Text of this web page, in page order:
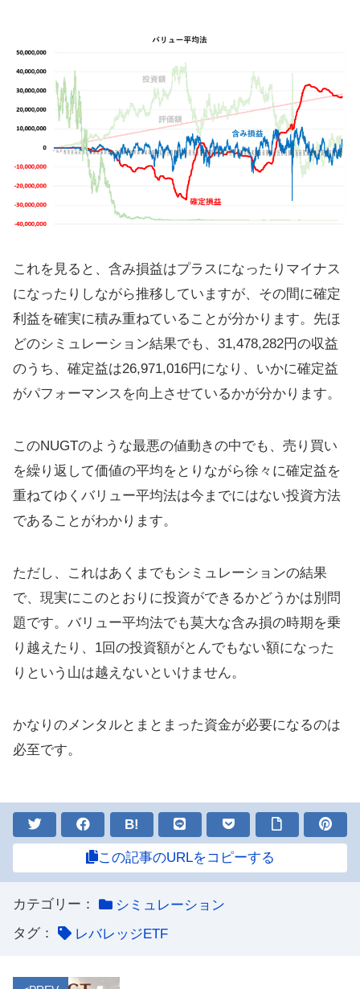
これを見ると、含み損益はプラスになったりマイナス
になったりしながら推移していますが、その間に確定
利益を確実に積み重ねていることが分かります。先ほ
どのシミュレーション結果でも、31,478,282円の収益
のうち、確定益は26,971,016円になり、いかに確定益
がパフォーマンスを向上させているかが分かります。
このNUGTのような最悪の値動きの中でも、売り買い
を繰り返して価値の平均をとりながら徐々に確定益を
重ねてゆくバリュー平均法は今までにはない投資方法
であることがわかります。
ただし、これはあくまでもシミュレーションの結果
で、現実にこのとおりに投資ができるかどうかは別問
題です。バリュー平均法でも莫大な含み損の時期を乗
り越えたり、1回の投資額がとんでもない額になった
りという山は越えないといけません。
かなりのメンタルとまとまった資金が必要になるのは
必至です。
B!
この記事のURLをコピーする
カテゴリー：
シミュレーション
タグ：
レバレッジETF